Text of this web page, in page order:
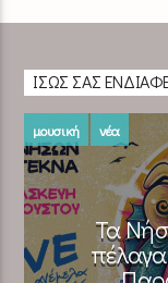
ΊΣΩΣ ΣΑΣ
μουσική νέα
Τα